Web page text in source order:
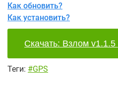
Как обновить?
Как установить?
Скачать: Взлом v1.1.5
Теги: #GPS